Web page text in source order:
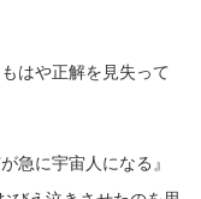
はや正解を見失って
急に宇宙人になる』